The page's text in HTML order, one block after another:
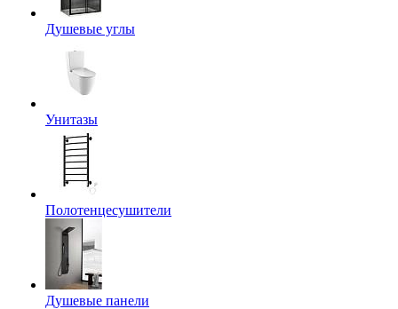
Душевые углы
Унитазы
Полотенцесушители
Душевые панели